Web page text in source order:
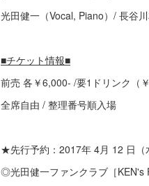
光田健一（Vocal, Piano）/ 長谷
■チケット情報■
前売 各￥6,000- /要1ドリンク（
全席自由 / 整理番号順入場
★先行予約：2017年 4月 12 日
◎光田健一ファンクラブ［KEN's